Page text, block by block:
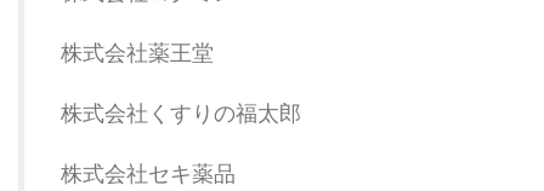
株式会社薬王堂
株式会社くすりの福太郎
株式会社セキ薬品